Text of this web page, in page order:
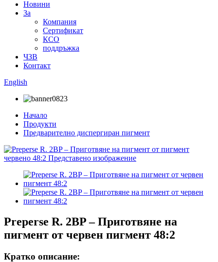
Новини
За
Компания
Сертификат
КСО
поддръжка
ЧЗВ
Контакт
English
Начало
Продукти
Предварително диспергиран пигмент
Preperse R. 2BP – Приготвяне на
пигмент от червен пигмент 48:2
Кратко описание: